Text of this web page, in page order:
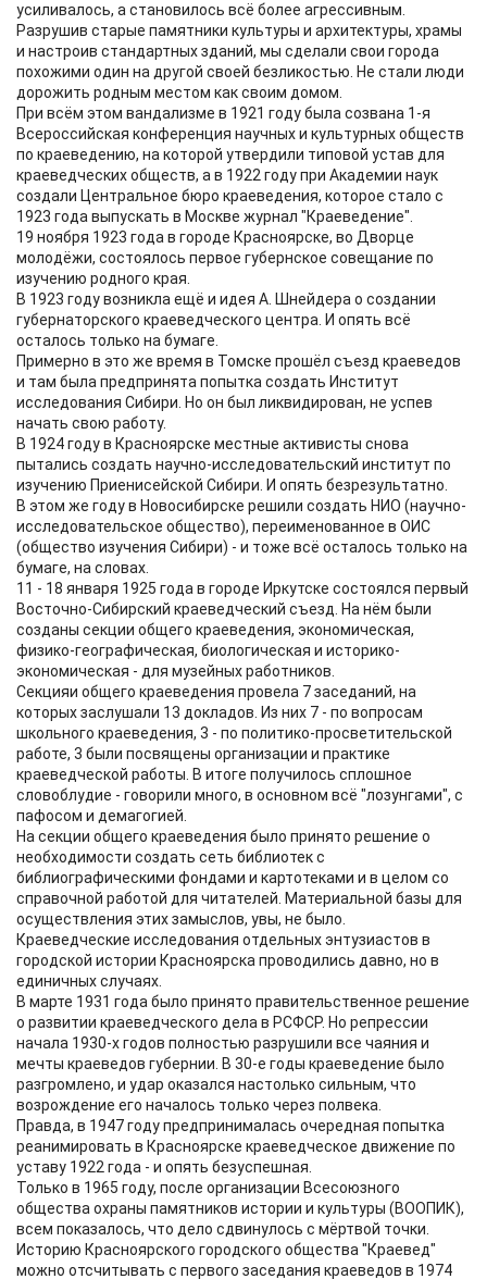
усиливалось, а становилось всё более агрессивным.
Разрушив старые памятники культуры и архитектуры, храмы
и настроив стандартных зданий, мы сделали свои города
похожими один на другой своей безликостью. Не стали люди
дорожить родным местом как своим домом.
При всём этом вандализме в 1921 году была созвана 1-я
Всероссийская конференция научных и культурных обществ
по краеведению, на которой утвердили типовой устав для
краеведческих обществ, а в 1922 году при Академии наук
создали Центральное бюро краеведения, которое стало с
1923 года выпускать в Москве журнал "Краеведение".
19 ноября 1923 года в городе Красноярске, во Дворце
молодёжи, состоялось первое губернское совещание по
изучению родного края.
В 1923 году возникла ещё и идея А. Шнейдера о создании
губернаторского краеведческого центра. И опять всё
осталось только на бумаге.
Примерно в это же время в Томске прошёл съезд краеведов
и там была предпринята попытка создать Институт
исследования Сибири. Но он был ликвидирован, не успев
начать свою работу.
В 1924 году в Красноярске местные активисты снова
пытались создать научно-исследовательский институт по
изучению Приенисейской Сибири. И опять безрезультатно.
В этом же году в Новосибирске решили создать НИО (научно-
исследовательское общество), переименованное в ОИС
(общество изучения Сибири) - и тоже всё осталось только на
бумаге, на словах.
11 - 18 января 1925 года в городе Иркутске состоялся первый
Восточно-Сибирский краеведческий съезд. На нём были
созданы секции общего краеведения, экономическая,
физико-географическая, биологическая и историко-
экономическая - для музейных работников.
Секцияи общего краеведения провела 7 заседаний, на
которых заслушали 13 докладов. Из них 7 - по вопросам
школьного краеведения, 3 - по политико-просветительской
работе, 3 были посвящены организации и практике
краеведческой работы. В итоге получилось сплошное
словоблудие - говорили много, в основном всё "лозунгами", с
пафосом и демагогией.
На секции общего краеведения было принято решение о
необходимости создать сеть библиотек с
библиографическими фондами и картотеками и в целом со
справочной работой для читателей. Материальной базы для
осуществления этих замыслов, увы, не было.
Краеведческие исследования отдельных энтузиастов в
городской истории Красноярска проводились давно, но в
единичных случаях.
В марте 1931 года было принято правительственное решение
о развитии краеведческого дела в РСФСР. Но репрессии
начала 1930-х годов полностью разрушили все чаяния и
мечты краеведов губернии. В 30-е годы краеведение было
разгромлено, и удар оказался настолько сильным, что
возрождение его началось только через полвека.
Правда, в 1947 году предпринималась очередная попытка
реанимировать в Красноярске краеведческое движение по
уставу 1922 года - и опять безуспешная.
Только в 1965 году, после организации Всесоюзного
общества охраны памятников истории и культуры (ВООПИК),
всем показалось, что дело сдвинулось с мёртвой точки.
Историю Красноярского городского общества "Краевед"
можно отсчитывать с первого заседания краеведов в 1974